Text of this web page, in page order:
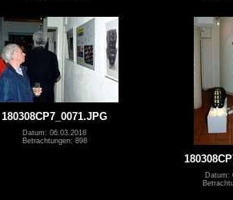
180308CP7_0071.JPG
Datum: 06.03.2018
Betrachtungen: 898
Datum: